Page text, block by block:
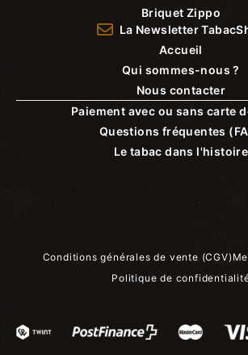
Briquet Zippo
La Newsletter
Accueil
Qui sommes-nous ?
Nous contacter
Paiement avec ou sans carte
Questions fréquentes
Le tabac dans l'histoire
Conditions générales de vente (CGV)
Politique de